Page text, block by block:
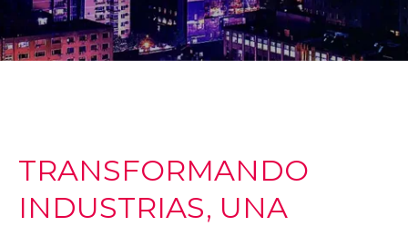
TRANSFORMANDO
INDUSTRIAS, UNA